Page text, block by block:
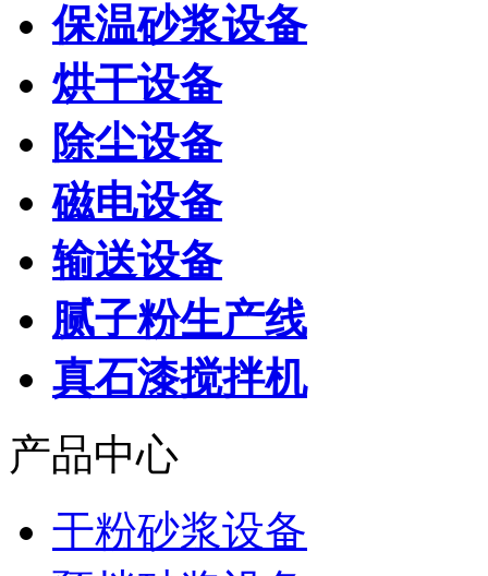
保温砂浆设备
烘干设备
除尘设备
磁电设备
输送设备
腻子粉生产线
真石漆搅拌机
产品中心
干粉砂浆设备